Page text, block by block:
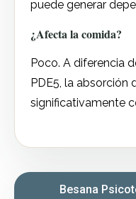
puede generar
¿Afecta la comida?
Poco. A diferencia
PDE5, la absorción
significativamente